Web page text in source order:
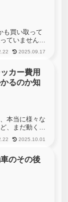
も買い取って
ていません
場」「中古パ
関わっていま
2025.09.17
カー費用
るのか知
本当に様々な
、まだ動く自
に遭って自走
なくなった自
2025.10.01
のその後